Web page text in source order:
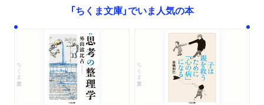
「ちくま文庫」でいま人気の本
ちくま文庫 ちくま文庫